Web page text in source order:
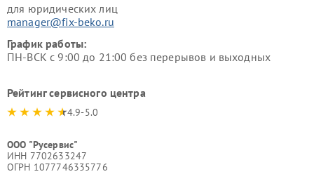
для юридических лиц
manager@fix-beko.ru
График работы:
ПН-ВСК с 9:00 до 21:00 без перерывов и выходных
Рейтинг сервисного центра
4.9-5.0
ООО "Русервис"
ИНН 7702633247
ОГРН 1077746335776